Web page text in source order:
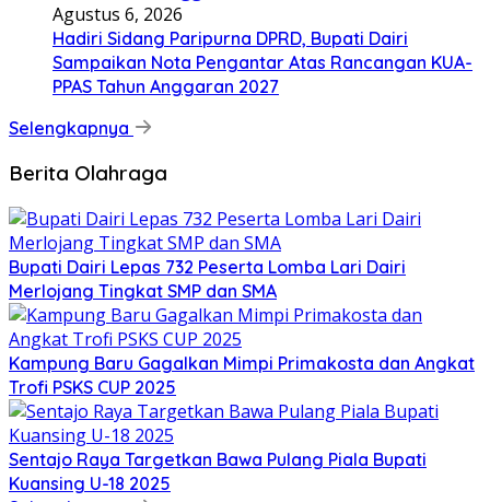
Agustus 6, 2026
Hadiri Sidang Paripurna DPRD, Bupati Dairi
Sampaikan Nota Pengantar Atas Rancangan KUA-
PPAS Tahun Anggaran 2027
Selengkapnya
Berita Olahraga
Bupati Dairi Lepas 732 Peserta Lomba Lari Dairi
Merlojang Tingkat SMP dan SMA
Kampung Baru Gagalkan Mimpi Primakosta dan Angkat
Trofi PSKS CUP 2025
Sentajo Raya Targetkan Bawa Pulang Piala Bupati
Kuansing U-18 2025